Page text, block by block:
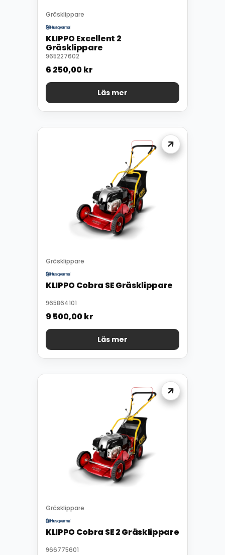
Gräsklippare
KLIPPO Excellent 2
Gräsklippare
965227602
6 250,00kr
Läs mer
Gräsklippare
KLIPPO Cobra SE Gräsklippare
965864101
9 500,00kr
Läs mer
Gräsklippare
KLIPPO Cobra SE 2 Gräsklippare
966775601